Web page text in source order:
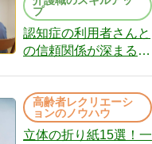
プ
認知症の利用者さんと
の信頼関係が深まる声
（22）
高齢者レクリエーシ
ョンのノウハウ
立体の折り紙15選！一